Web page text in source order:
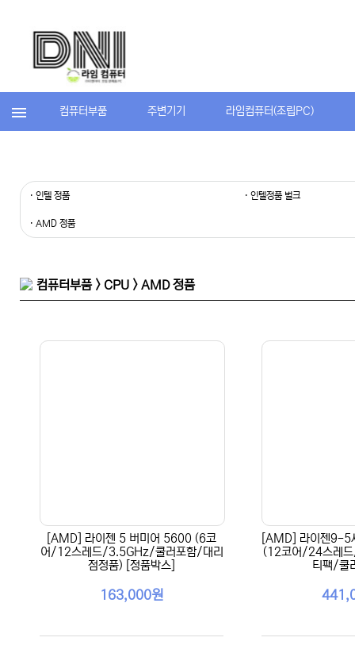
컴퓨터부품 주변기기 라임컴퓨터(조립PC)
· 인텔 정품 · 인텔정품 벌크
· AMD 정품
컴퓨터부품 > CPU > AMD 정품
[AMD] 라이젠 5 버미어 5600 (6코
어/12스레드/3.5GHz/쿨러포함/대리
점정품) [정품박스]
163,000원
[AMD] 라이젠9-5
(12코어/24스레
티팩/쿨